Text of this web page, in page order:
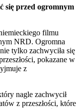
się przed ogromnym
filmu
NRD. Ogromna
tylko zachwyciła się
pokazane w
z
nagle zachwycił
z przeszłości, które